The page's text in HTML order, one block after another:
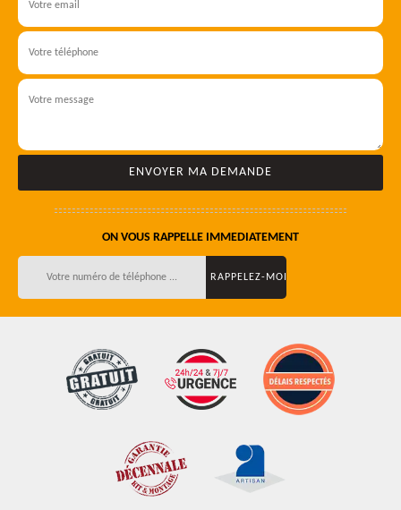
ON VOUS RAPPELLE IMMEDIATEMENT